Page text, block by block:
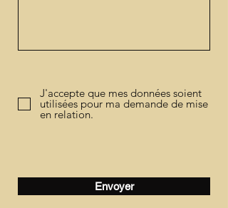
J'accepte que mes données soient
utilisées pour ma demande de mise
en relation.
Envoyer